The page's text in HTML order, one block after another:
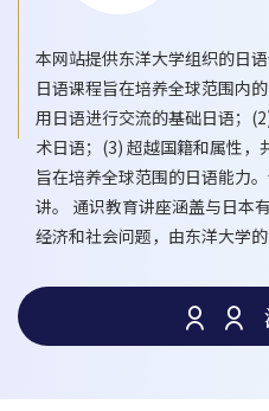
本网站提供东洋大学组织的日
日语课程旨在培养全球范围内
用日语进行交流的基础日语；
术日语；(3) 超越国籍和属性，
旨在培养全球范围的日语能力
讲。 通识教育讲座涵盖与日本
经济和社会问题，由东洋大学的